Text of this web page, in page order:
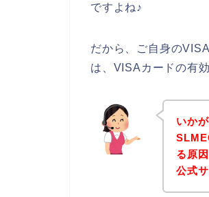
ですよね♪
だから、ご自身の
は、VISAカードの有
いか
る原
公式